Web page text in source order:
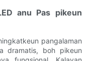
anu Pas pikeun
pangalaman
dramatis, boh pikeun